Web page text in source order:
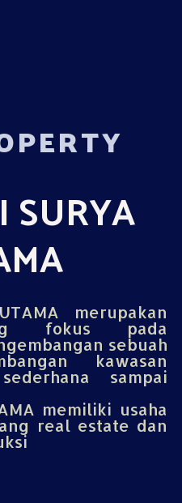
SURYA
merupakan
fokus pada
sebuah
kawasan
sampai
memiliki usaha
real estate dan